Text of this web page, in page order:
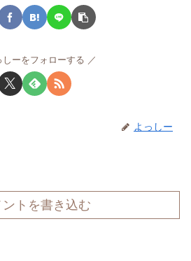
しーをフォローする
よっしー
ントを書き込む